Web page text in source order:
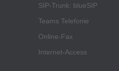
SIP-Trunk: blueSIP
Teams Telefonie
Online-Fax
Internet-Access